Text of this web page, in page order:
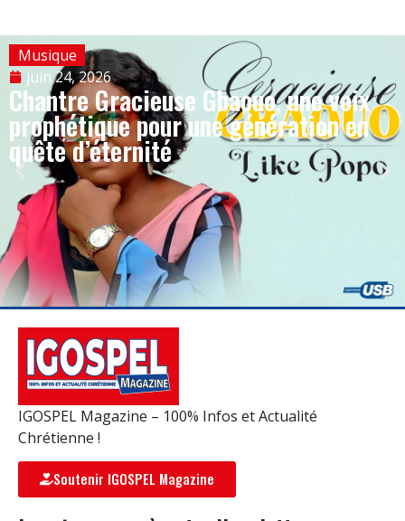
Musique
juin 24, 2026
Chantre Gracieuse Gbaouo, une voix
prophétique pour une génération en
quête d’éternité
IGOSPEL Magazine – 100% Infos et Actualité
Chrétienne !
Soutenir IGOSPEL Magazine